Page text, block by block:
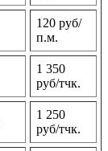
120 руб/
п.м.
1 350
руб/тчк.
1 250
руб/тчк.